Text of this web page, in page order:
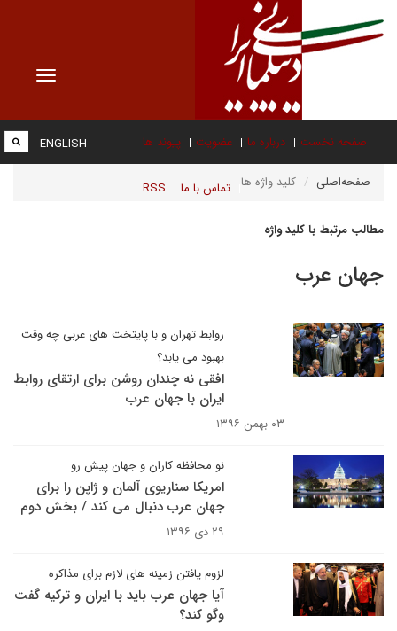
Toggle
صفحه نخست درباره ما عضویت پیوند ها
تماس با ما RSS
ENGLISH
صفحه‌اصلی کلید واژه ها
مطالب مرتبط با کلید واژه
جهان عرب
روابط تهران و با پایتخت های عربی چه وقت
بهبود می یابد؟
افقی نه چندان روشن برای ارتقای روابط
ایران با جهان عرب
۰۳ بهمن ۱۳۹۶
نو محافظه کاران و جهان پیش رو
امریکا سناریوی آلمان و ژاپن را برای
جهان عرب دنبال می کند / بخش دوم
۲۹ دی ۱۳۹۶
لزوم یافتن زمینه های لازم برای مذاکره
آیا جهان عرب باید با ایران و ترکیه گفت
وگو کند؟